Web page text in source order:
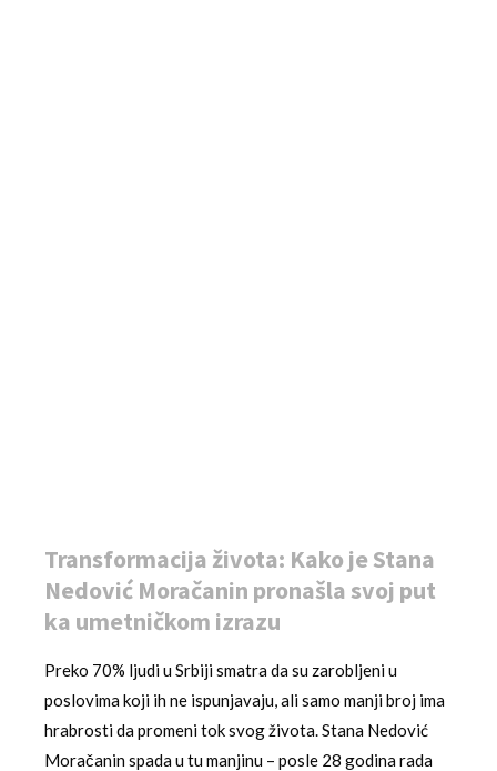
Transformacija života: Kako je Stana
Nedović Moračanin pronašla svoj put
ka umetničkom izrazu
Preko 70% ljudi u Srbiji smatra da su zarobljeni u
poslovima koji ih ne ispunjavaju, ali samo manji broj ima
hrabrosti da promeni tok svog života. Stana Nedović
Moračanin spada u tu manjinu – posle 28 godina rada